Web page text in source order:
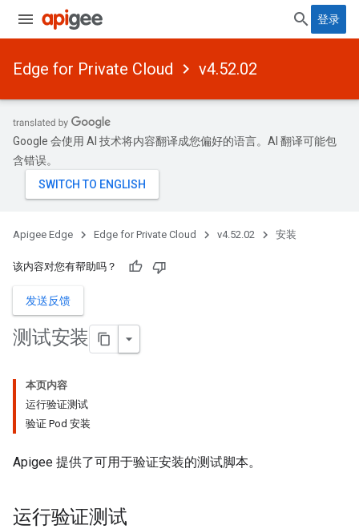
登录
Edge for Private Cloud v4.52.02
Google 会使用 AI 技术将内容翻译成您偏好的语言。AI 翻译可能包
含错误。
Apigee Edge Edge for Private Cloud v4.52.02 安装
该内容对您有帮助吗？
发送反馈
测试安装
本页内容
运行验证测试
验证 Pod 安装
Apigee 提供了可用于验证安装的测试脚本。
运行验证测试